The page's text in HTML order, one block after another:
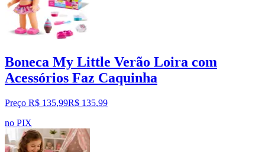
Boneca My Little Verão Loira com
Acessórios Faz Caquinha
Preço R$ 135,99R$ 135,99
no PIX